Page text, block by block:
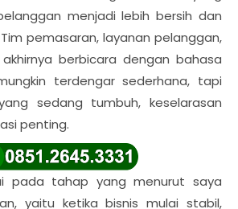
menjadi lebih bersih dan
pemasaran, layanan pelanggan,
berbicara dengan bahasa
terdengar sederhana, tapi
sedang tumbuh, keselarasan
penting.
pada tahap yang menurut saya
yaitu ketika bisnis mulai stabil,